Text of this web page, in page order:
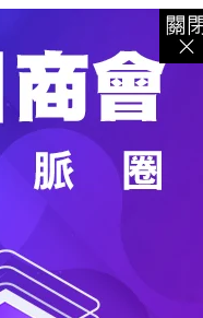
註冊｜會員中心 結帳
子書 ｜客服中心｜ 智慧型立体會員